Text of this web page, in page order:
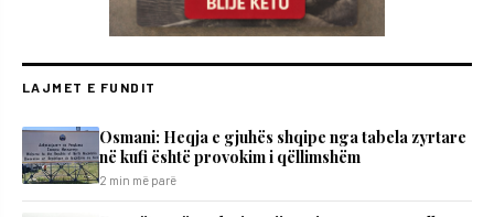
LAJMET E FUNDIT
Osmani: Heqja e gjuhës shqipe nga tabela zyrtare
në kufi është provokim i qëllimshëm
2 min më parë